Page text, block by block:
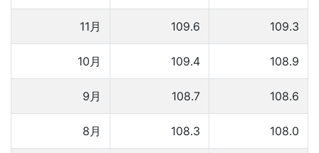
11月 109.6 109.3
10月 109.4 108.9
9月 108.7 108.6
8月 108.3 108.0